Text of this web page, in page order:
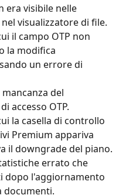
era visibile nelle
visualizzatore di file.
il campo OTP non
la modifica
un errore di
del
accesso OTP.
la casella di controllo
Premium appariva
il downgrade del piano.
errato che
dopo l'aggiornamento
documenti.